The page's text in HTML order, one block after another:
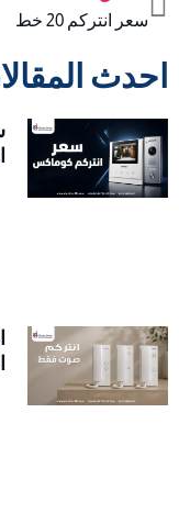
سعر انتركم 20 خط
احدث